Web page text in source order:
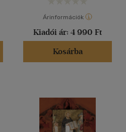
Árinformációk
Kiadói ár: 4 990 Ft
Kosárba